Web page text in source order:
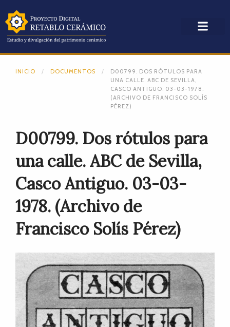
INICIO DOCUMENTOS
D00799. DOS RÓTULOS PARA
UNA CALLE. ABC DE SEVILLA,
CASCO ANTIGUO. 03-03-1978.
(ARCHIVO DE FRANCISCO SOLÍS
PÉREZ)
D00799. Dos rótulos para
una calle. ABC de Sevilla,
Casco Antiguo. 03-03-
1978. (Archivo de
Francisco Solís Pérez)